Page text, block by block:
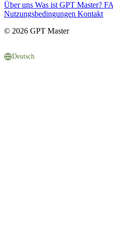
Über uns Was ist GPT Master?
Nutzungsbedingungen Kontakt
© 2026 GPT Master
Deutsch